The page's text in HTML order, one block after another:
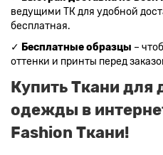
ведущими ТК для удобной
бесплатная.
✓ Бесплатные образцы –
оттенки и принты перед
Купить Ткани для
одежды в
Fashion Ткани!